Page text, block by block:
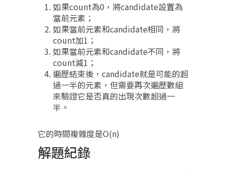
如果count為0，將candidate設置為
當前元素；
如果當前元素和candidate相同，將
count加1；
如果當前元素和candidate不同，將
count減1；
遍歷結束後，candidate就是可能的超
過一半的元素，但需要再次遍歷數組
來驗證它是否真的出現次數超過一
半。
它的時間複雜度是O(n)
解題紀錄